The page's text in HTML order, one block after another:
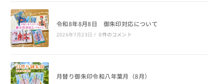
令和8年8月8日 御朱印対応について
2026年7月23日 / 0件のコメント
月替り御朱印令和八年葉月（8月）